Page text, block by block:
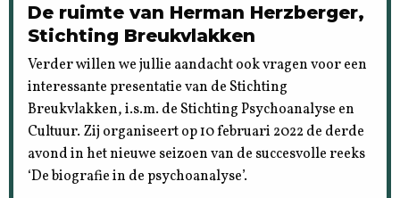
De ruimte van Herman Herzberger,
Stichting Breukvlakken
Verder willen we jullie aandacht ook vragen voor een
interessante presentatie van de Stichting
Breukvlakken, i.s.m. de Stichting Psychoanalyse en
Cultuur. Zij organiseert op 10 februari 2022 de derde
avond in het nieuwe seizoen van de succesvolle reeks
‘De biografie in de psychoanalyse’.